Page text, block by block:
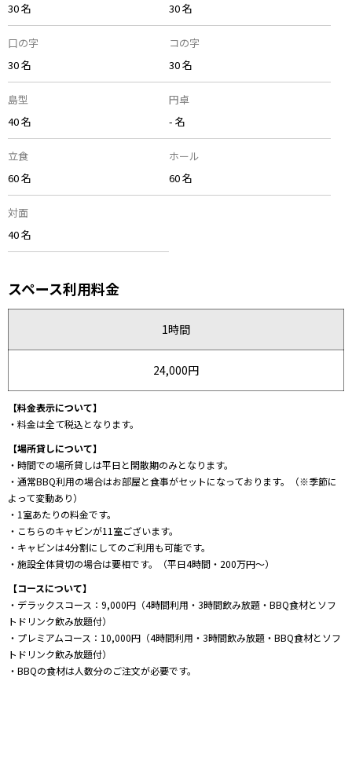
30 名
30 名
口の字
30 名
コの字
30 名
島型
40 名
円卓
- 名
立食
60 名
ホール
60 名
対面
40 名
スペース利用料金
1時間
24,000円
【料金表示について】
・料金は全て税込となります。
【場所貸しについて】
・時間での場所貸しは平日と閑散期のみとなります。
・通常BBQ利用の場合はお部屋と食事がセットになっております。（※季節に
よって変動あり）
・1室あたりの料金です。
・こちらのキャビンが11室ございます。
・キャビンは4分割にしてのご利用も可能です。
・施設全体貸切の場合は要相です。（平日4時間・200万円～）
【コースについて】
・デラックスコース：9,000円（4時間利用・3時間飲み放題・BBQ食材とソフ
トドリンク飲み放題付）
・プレミアムコース：10,000円（4時間利用・3時間飲み放題・BBQ食材とソフ
トドリンク飲み放題付）
・BBQの食材は人数分のご注文が必要です。